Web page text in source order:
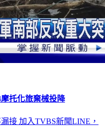
托化旅棄械投降
接 加入TVBS新聞LINE，